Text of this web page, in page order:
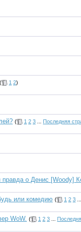
( 1 2)
( 1 2 3... Последняя
о Денис [Woody]
или комедию ( 1 2 3
WoW. ( 1 2 3...